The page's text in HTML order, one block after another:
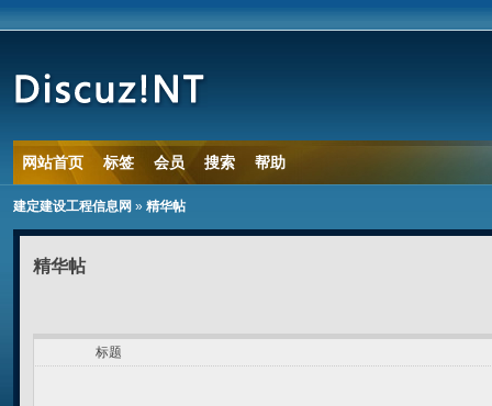
网站首页 标签 会员 搜索 帮助
建定建设工程信息网 » 精华帖
精华帖
标题